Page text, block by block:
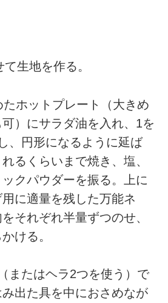
生地を作る。
ホットプレート（大きめ
）にサラダ油を入れ、1を
、円形になるように延ば
るくらいまで焼き、塩、
クパウダーを振る。上に
に適量を残した万能ネ
それぞれ半量ずつのせ、
ける。
またはヘラ2つを使う）で
出た具を中におさめなが